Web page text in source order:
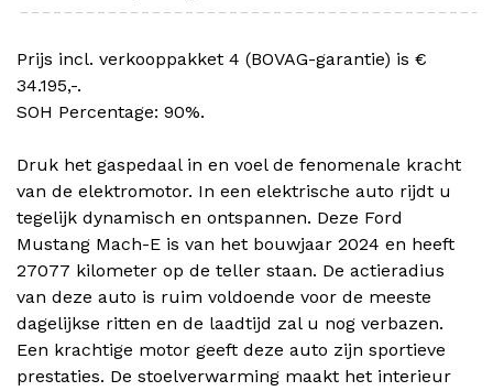
Prijs incl. verkooppakket 4 (BOVAG-garantie) is €
34.195,-.
SOH Percentage: 90%.
Druk het gaspedaal in en voel de fenomenale kracht
van de elektromotor. In een elektrische auto rijdt u
tegelijk dynamisch en ontspannen. Deze Ford
Mustang Mach-E is van het bouwjaar 2024 en heeft
27077 kilometer op de teller staan. De actieradius
van deze auto is ruim voldoende voor de meeste
dagelijkse ritten en de laadtijd zal u nog verbazen.
Een krachtige motor geeft deze auto zijn sportieve
prestaties. De stoelverwarming maakt het interieur